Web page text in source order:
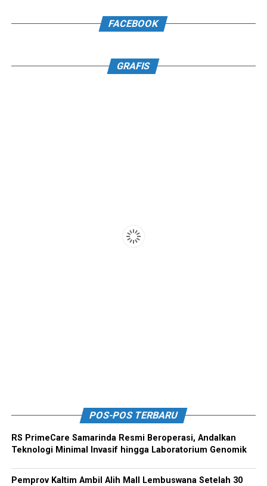
FACEBOOK
GRAFIS
POS-POS TERBARU
RS PrimeCare Samarinda Resmi Beroperasi, Andalkan
Teknologi Minimal Invasif hingga Laboratorium Genomik
Pemprov Kaltim Ambil Alih Mall Lembuswana Setelah 30